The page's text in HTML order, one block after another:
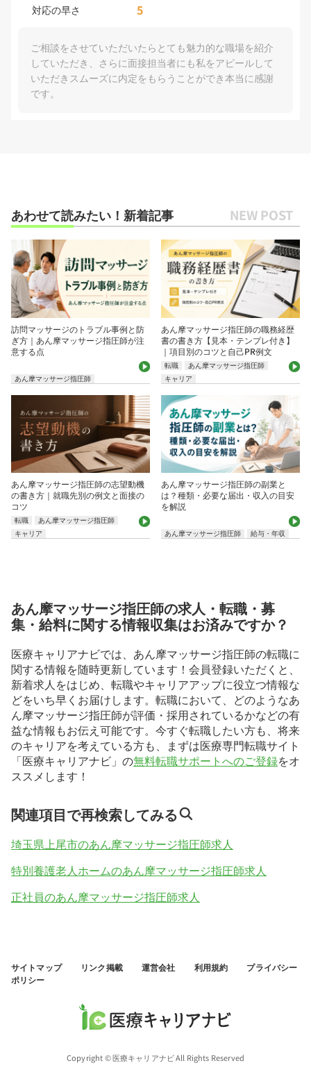
対応の早さ 5
ご相談をさせていただいたらとても魅力的な職場を紹介
していただき、さらに面接担当者にも私をアピールして
いただきスムーズに内定をもらうことができ本当に感謝
です。
あわせて読みたい！新着記事
訪問マッサージのトラブル事例と防
ぎ方｜あん摩マッサージ指圧師が注
意する点
あん摩マッサージ指圧師
あん摩マッサージ指圧師の職務経歴
書の書き方【見本・テンプレ付き】
｜項目別のコツと自己PR例文
転職
あん摩マッサージ指圧師
キャリア
あん摩マッサージ指圧師の志望動機
の書き方｜就職先別の例文と面接の
コツ
転職
あん摩マッサージ指圧師
キャリア
あん摩マッサージ指圧師の副業と
は？種類・必要な届出・収入の目安
を解説
あん摩マッサージ指圧師 給与・年収
あん摩マッサージ指圧師の求人・転職・募
集・給料に関する情報収集はお済みですか？
医療キャリアナビでは、あん摩マッサージ指圧師の転職に
関する情報を随時更新しています！会員登録いただくと、
新着求人をはじめ、転職やキャリアアップに役立つ情報な
どをいち早くお届けします。転職において、どのようなあ
ん摩マッサージ指圧師が評価・採用されているかなどの有
益な情報もお伝え可能です。今すぐ転職したい方も、将来
のキャリアを考えている方も、まずは医療専門転職サイト
「医療キャリアナビ」の無料転職サポートへのご登録をオ
ススメします！
関連項目で再検索してみる
埼玉県上尾市のあん摩マッサージ指圧師求人
特別養護老人ホームのあん摩マッサージ指圧師求人
正社員のあん摩マッサージ指圧師求人
サイトマップ リンク掲載 運営会社 利用規約
プライバシー
ポリシー
Copyright © 医療キャリアナビ All Rights Reserved